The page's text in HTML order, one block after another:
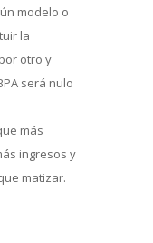
modelo o
la
otro y
será nulo
más
ingresos y
matizar.